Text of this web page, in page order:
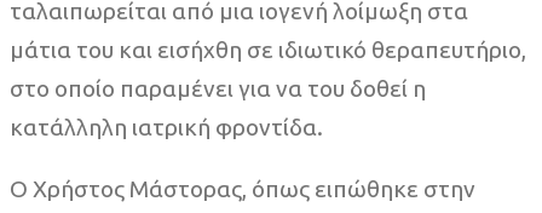
ταλαιπωρείται από μια ιογενή λοίμωξη στα
μάτια του και εισήχθη σε ιδιωτικό θεραπευτήριο,
στο οποίο παραμένει για να του δοθεί η
κατάλληλη ιατρική φροντίδα.
Ο Χρήστος Μάστορας, όπως ειπώθηκε στην